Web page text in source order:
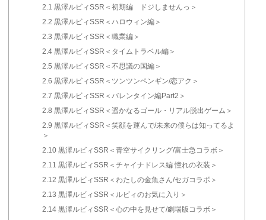
2.1 黒澤ルビィSSR＜初期編 ドジしませんっ＞
2.2 黒澤ルビィSSR＜ハロウィン編＞
2.3 黒澤ルビィSSR＜職業編＞
2.4黒澤ルビィSSR＜タイムトラベル編＞
2.5 黒澤ルビィSSR＜不思議の国編＞
2.6 黒澤ルビィSSR＜ツンツンペンギン/恋アク＞
2.7 黒澤ルビィSSR＜バレンタイン編Part2＞
2.8 黒澤ルビィSSR＜遥かなるゴール・リアル脱出ゲーム＞
2.9 黒澤ルビィSSR＜笑顔を運んで/未来の僕らは知ってるよ
＞
2.10黒澤ルビィSSR＜青空サイクリング/富士急コラボ＞
2.11 黒澤ルビィSSR＜チャイナドレス編 憧れの衣装＞
2.12 黒澤ルビィSSR＜わたしの金魚さん/セガコラボ＞
2.13 黒澤ルビィSSR＜ルビィのお気に入り＞
2.14黒澤ルビィSSR＜心の中を見せて/劇場版コラボ＞